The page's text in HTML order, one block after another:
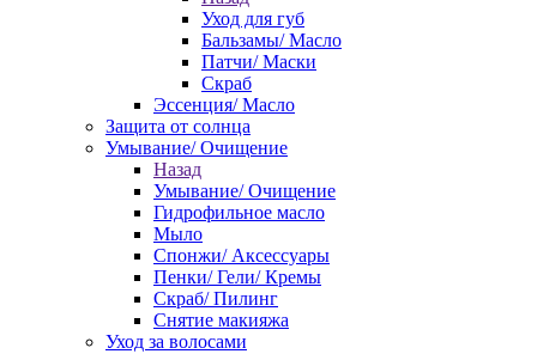
Уход для губ
Бальзамы/ Масло
Патчи/ Маски
Скраб
Эссенция/ Масло
Защита от солнца
Умывание/ Очищение
Назад
Умывание/ Очищение
Гидрофильное масло
Мыло
Спонжи/ Аксессуары
Пенки/ Гели/ Кремы
Скраб/ Пилинг
Снятие макияжа
Уход за волосами